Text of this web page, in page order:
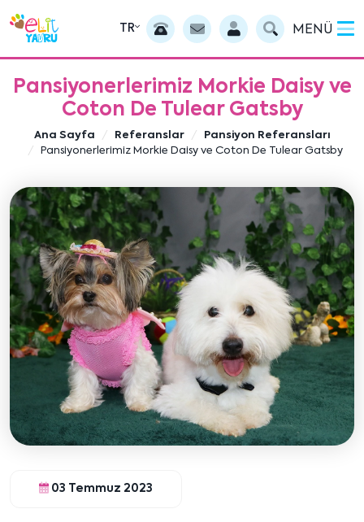
TR MENÜ
Pansiyonerlerimiz Morkie Daisy ve
Coton De Tulear Gatsby
Ana Sayfa Referanslar
Pansiyon Referansları
Pansiyonerlerimiz Morkie Daisy ve Coton De Tulear Gatsby
03 Temmuz 2023